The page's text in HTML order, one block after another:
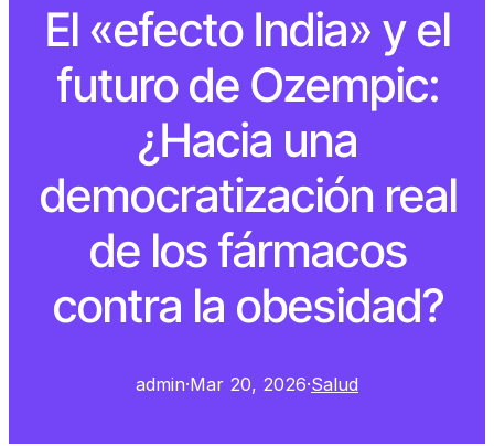
El «efecto India» y el
futuro de Ozempic:
¿Hacia una
democratización real
de los fármacos
contra la obesidad?
admin·Mar 20, 2026·Salud